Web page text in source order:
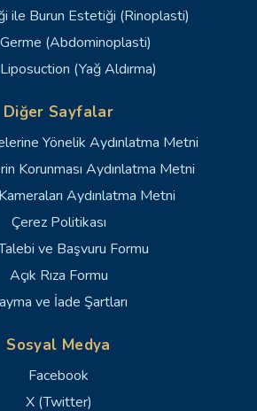
ile Burun Estetiği (Rinoplasti)
Germe (Abdominoplasti)
(Yağ Aldırma)
Diğer Sayfalar
Yönelik Aydınlatma Metni
Korunması Aydınlatma Metni
Aydınlatma Metni
Çerez Politikası
ve Başvuru Formu
Açık Rıza Formu
ve İade Şartları
Sosyal Medya
Facebook
X (Twitter)